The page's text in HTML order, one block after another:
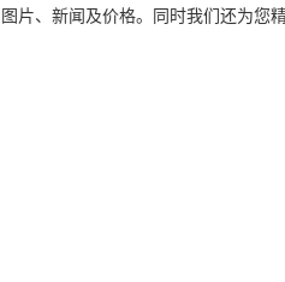
片、新闻及价格。同时我们还为您